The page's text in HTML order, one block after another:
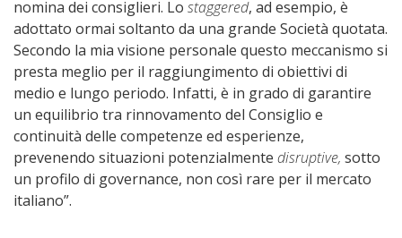
nomina dei consiglieri. Lo staggered, ad esempio, è
adottato ormai soltanto da una grande Società quotata.
Secondo la mia visione personale questo meccanismo si
presta meglio per il raggiungimento di obiettivi di
medio e lungo periodo. Infatti, è in grado di garantire
un equilibrio tra rinnovamento del Consiglio e
continuità delle competenze ed esperienze,
prevenendo situazioni potenzialmente disruptive, sotto
un profilo di governance, non così rare per il mercato
italiano”.